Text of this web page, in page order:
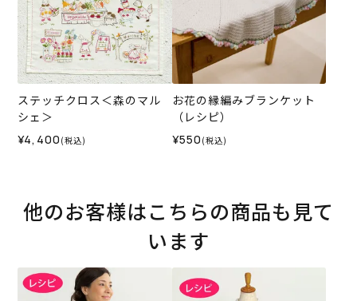
ステッチクロス＜森のマル
シェ＞
¥4,400 (税込)
お花の縁編みブランケット
（レシピ）
¥550 (税込)
他のお客様はこちらの商品も見て
います